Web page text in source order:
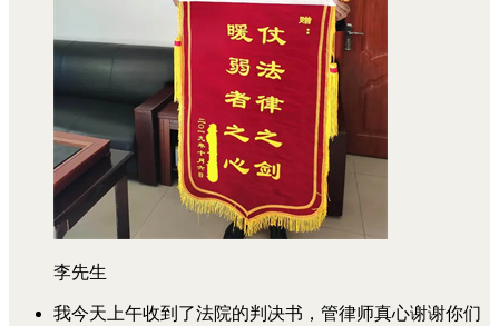
李先生
我今天上午收到了法院的判决书，管律师真心谢谢你们